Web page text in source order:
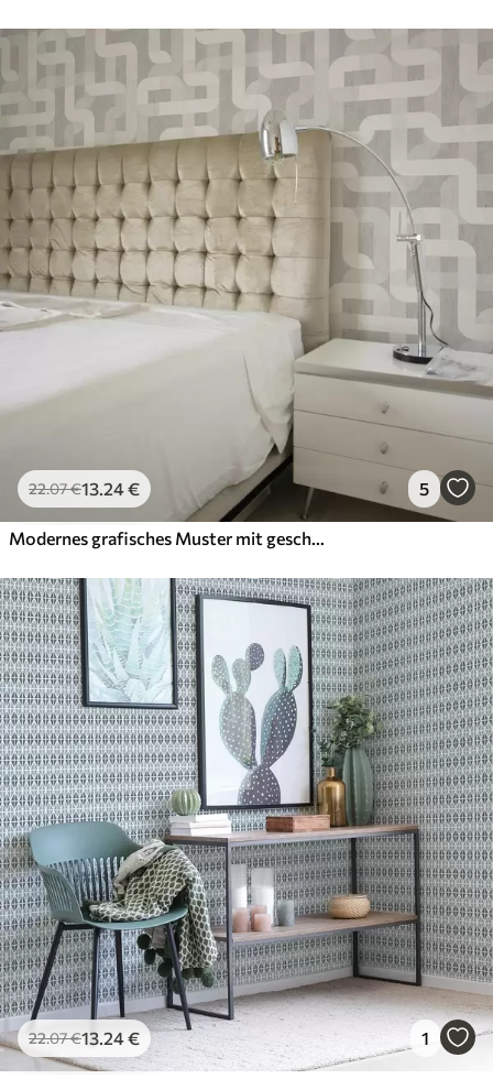
22.07€13.24€ 5
Modernes grafisches Muster mit geschwungenen Linien
22.07€13.24€ 1